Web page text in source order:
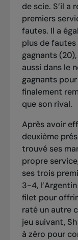
de scie. S’il a
premiers
fautes. Il a
plus de
gagnants
aussi dans le
gagnants
finalement
que son rival.
Après avoir
deuxième
trouvé ses
propre
ses trois
3-4,
filet pour offrir
raté un autre
jeu suivant,
à zéro pour